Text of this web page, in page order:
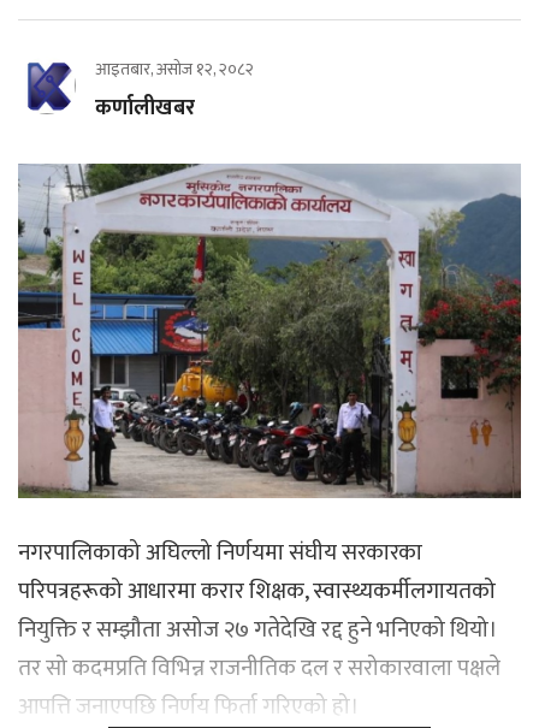
आइतबार, असोज १२, २०८२
कर्णालीखबर
नगरपालिकाको अघिल्लो निर्णयमा संघीय सरकारका
परिपत्रहरूको आधारमा करार शिक्षक, स्वास्थ्यकर्मीलगायतको
नियुक्ति र सम्झौता असोज २७ गतेदेखि रद्द हुने भनिएको थियो।
तर सो कदमप्रति विभिन्न राजनीतिक दल र सरोकारवाला पक्षले
आपत्ति जनाएपछि निर्णय फिर्ता गरिएको हो।